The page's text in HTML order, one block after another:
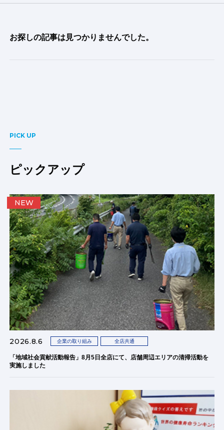
お探しの記事は見つかりませんでした。
PICK UP
ピックアップ
2026.8.6 企業の取り組み 全店共通
「地域社会貢献活動報告」8月5日全店にて、店舗周辺エリアの清掃活動を
実施しました
NEW